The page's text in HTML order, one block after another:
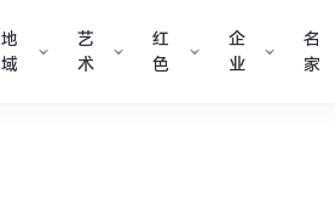
地
域
艺
术
红
色
企
业
名
家